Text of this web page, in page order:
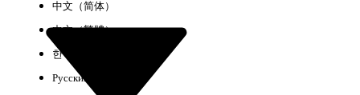
中文（简体）
中文（繁體）
한국어
Русский